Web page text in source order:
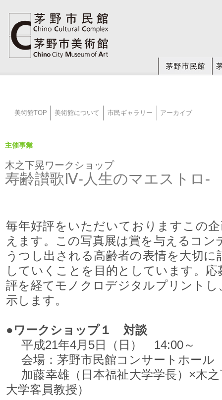
美術館TOP 美術館について 市民ギャラリー アーカイブ
主催事業
木之下晃ワークショップ
寿齢讃歌Ⅳ-人生のマエストロ-
毎年好評をいただいておりますこの
えます。この写真展は賞を与えるコン
うつし出される高齢者の表情を大切に
していくことを目的としています。
評を経てモノクロデジタルプリントし
示します。
●ワークショップ１ 対談
平成21年4月5日（日） 14:00～
会場：茅野市民館コンサートホー
加藤幸雄（日本福祉大学学長）×木之
大学客員教授）